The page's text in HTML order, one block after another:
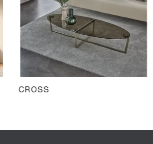
CROSS